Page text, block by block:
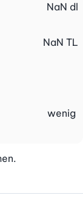
NaN dl
NaN TL
wenig